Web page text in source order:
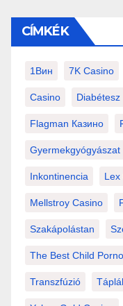
CÍMKÉK
1Вин 7K Casino
Casino Diabétesz
Flagman Казино
Gyermekgyógyászat
Inkontinencia Lex
Mellstroy Casino
Szakápolástan
The Best Child Porno
Transzfúzió